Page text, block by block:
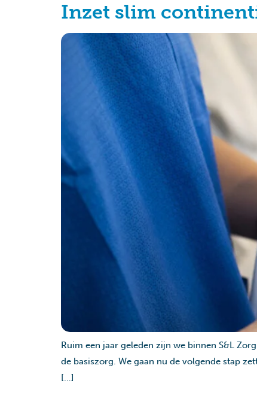
Inzet slim
Ruim een jaar geleden zijn we binnen S&L
de basiszorg. We gaan nu de volgende stap
[…]